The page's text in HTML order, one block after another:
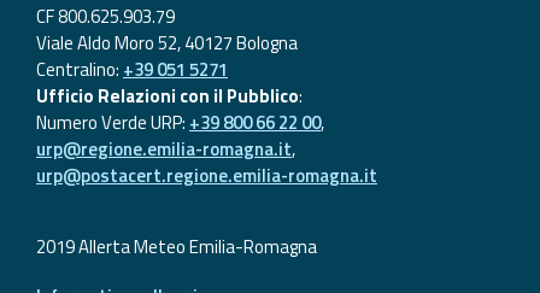
CF 800.625.903.79
Viale Aldo Moro 52, 40127 Bologna
Centralino: +39 051 5271
Ufficio Relazioni con il Pubblico:
Numero Verde URP: +39 800 66 22 00,
urp@regione.emilia-romagna.it,
urp@postacert.regione.emilia-romagna.it
2019 Allerta Meteo Emilia-Romagna